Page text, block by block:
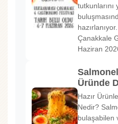
Çanakkale
Haziran
Üründe
Hazır
Nedir?
bulaşabilen